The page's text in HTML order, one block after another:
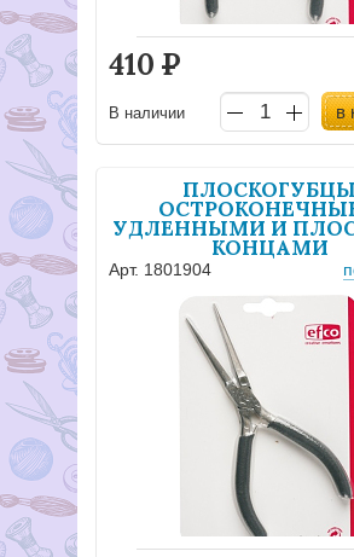
410 Р
В наличии в
ПЛОСКОГУБЦЫ
УДЛЕННЫМИ И
КОНЦАМИ
Арт. 1801904